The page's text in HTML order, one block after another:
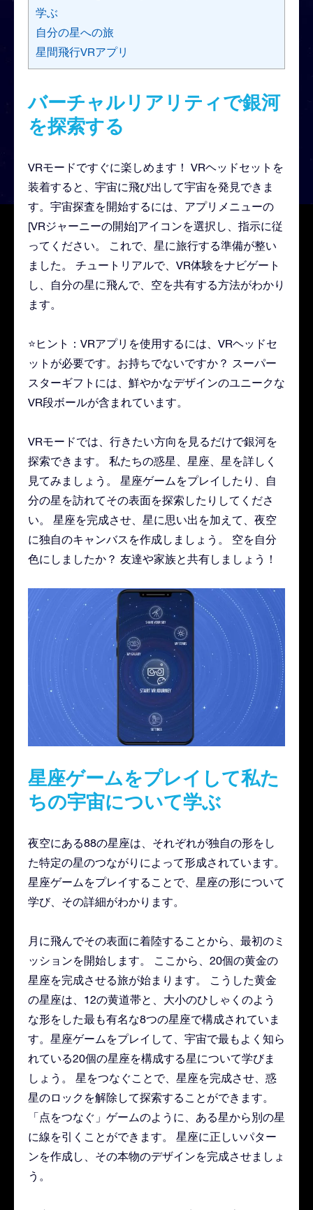
学ぶ
自分の星への旅
星間飛行VRアプリ
バーチャルリアリティで銀河
を探索する
VRモードですぐに楽しめます！ VRヘッドセットを
装着すると、宇宙に飛び出して宇宙を発見できま
す。宇宙探査を開始するには、アプリメニューの
[VRジャーニーの開始]アイコンを選択し、指示に従
ってください。 これで、星に旅行する準備が整い
ました。 チュートリアルで、VR体験をナビゲート
し、自分の星に飛んで、空を共有する方法がわかり
ます。
⭐ヒント：VRアプリを使用するには、VRヘッドセ
ットが必要です。お持ちでないですか？ スーパー
スターギフトには、鮮やかなデザインのユニークな
VR段ボールが含まれています。
VRモードでは、行きたい方向を見るだけで銀河を
探索できます。 私たちの惑星、星座、星を詳しく
見てみましょう。 星座ゲームをプレイしたり、自
分の星を訪れてその表面を探索したりしてくださ
い。 星座を完成させ、星に思い出を加えて、夜空
に独自のキャンバスを作成しましょう。 空を自分
色にしましたか？ 友達や家族と共有しましょう！
星座ゲームをプレイして私た
ちの宇宙について学ぶ
夜空にある88の星座は、それぞれが独自の形をし
た特定の星のつながりによって形成されています。
星座ゲームをプレイすることで、星座の形について
学び、その詳細がわかります。
月に飛んでその表面に着陸することから、最初のミ
ッションを開始します。 ここから、20個の黄金の
星座を完成させる旅が始まります。 こうした黄金
の星座は、12の黄道帯と、大小のひしゃくのよう
な形をした最も有名な8つの星座で構成されていま
す。星座ゲームをプレイして、宇宙で最もよく知ら
れている20個の星座を構成する星について学びま
しょう。 星をつなぐことで、星座を完成させ、惑
星のロックを解除して探索することができます。
「点をつなぐ」ゲームのように、ある星から別の星
に線を引くことができます。 星座に正しいパター
ンを作成し、その本物のデザインを完成させましょ
う。